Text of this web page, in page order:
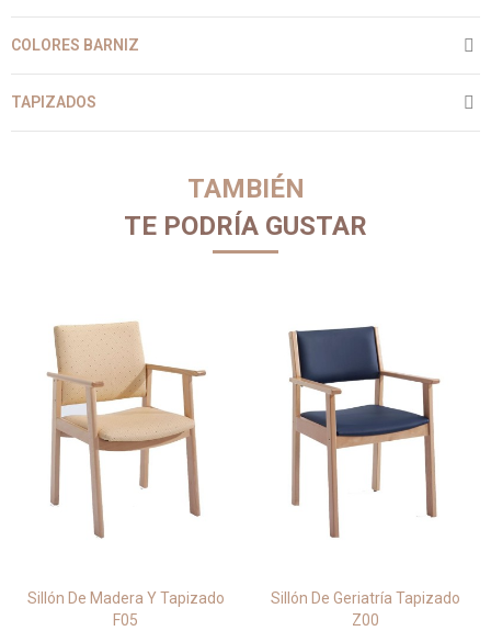
COLORES BARNIZ
TAPIZADOS
TAMBIÉN
TE PODRÍA GUSTAR
Sillón De Madera Y Tapizado
F05
Sillón De Geriatría Tapizado
Z00